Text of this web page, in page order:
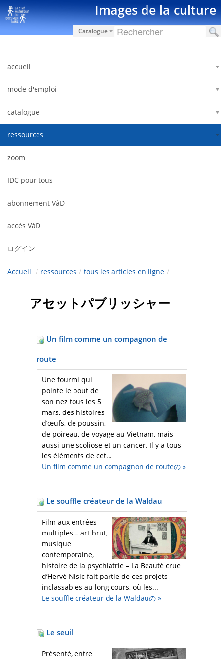
内容へスキップ Images de la culture
Catalogue
accueil
mode d'emploi
catalogue
ressources
zoom
IDC pour tous
abonnement VàD
accès VàD
ログイン
Accueil / ressources / tous les articles en ligne /
アセットパブリッシャー
Un film comme un compagnon de
route
Une fourmi qui
pointe le bout de
son nez tous les 5
mars, des histoires
d’œufs, de poussin,
de poireau, de voyage au Vietnam, mais
aussi une scoliose et un cancer. Il y a tous
les éléments de cet...
Un film comme un compagnon de routeの »
Le souffle créateur de la Waldau
Film aux entrées
multiples – art brut,
musique
contemporaine,
histoire de la psychiatrie – La Beauté crue
d’Hervé Nisic fait partie de ces projets
inclassables au long cours, où les...
Le souffle créateur de la Waldauの »
Le seuil
Présenté, entre